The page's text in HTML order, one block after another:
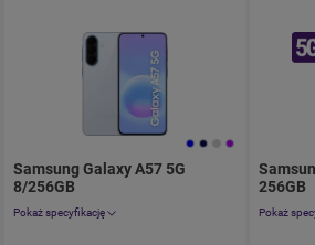
Samsung Galaxy A57 5G
8/256GB . Cena jednorazowo 1.23złz
Pokaż specyfikację
256GB
Pokaż